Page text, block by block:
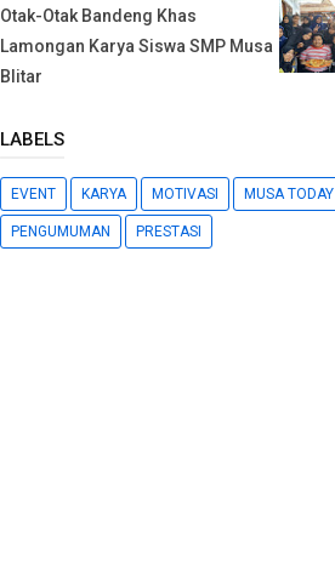
Otak-Otak Bandeng Khas
Lamongan Karya Siswa SMP Musa
Blitar
LABELS
EVENT KARYA MOTIVASI MUSA TODAY
PENGUMUMAN PRESTASI